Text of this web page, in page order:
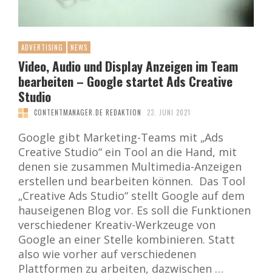
ADVERTISING NEWS
Video, Audio und Display Anzeigen im Team
bearbeiten – Google startet Ads Creative
Studio
CONTENTMANAGER.DE REDAKTION 23. JUNI 2021
Google gibt Marketing-Teams mit „Ads
Creative Studio“ ein Tool an die Hand, mit
denen sie zusammen Multimedia-Anzeigen
erstellen und bearbeiten können. Das Tool
„Creative Ads Studio“ stellt Google auf dem
hauseigenen Blog vor. Es soll die Funktionen
verschiedener Kreativ-Werkzeuge von
Google an einer Stelle kombinieren. Statt
also wie vorher auf verschiedenen
Plattformen zu arbeiten, dazwischen …